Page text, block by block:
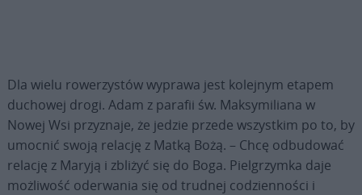
Dla wielu rowerzystów wyprawa jest kolejnym etapem
duchowej drogi. Adam z parafii św. Maksymiliana w
Nowej Wsi przyznaje, że jedzie przede wszystkim po to, by
umocnić swoją relację z Matką Bożą. – Chcę odbudować
relację z Maryją i zbliżyć się do Boga. Pielgrzymka daje
możliwość oderwania się od trudnej codzienności i